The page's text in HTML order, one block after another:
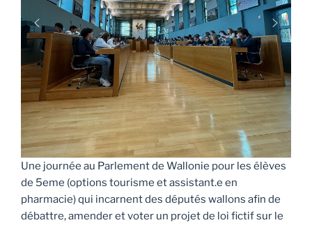
Une journée au Parlement de Wallonie pour les élèves
de 5eme (options tourisme et assistant.e en
pharmacie) qui incarnent des députés wallons afin de
débattre, amender et voter un projet de loi fictif sur le